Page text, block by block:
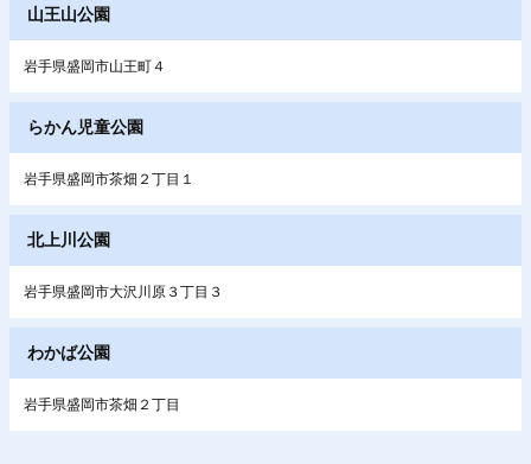
山王山公園
岩手県盛岡市山王町４
らかん児童公園
岩手県盛岡市茶畑２丁目１
北上川公園
岩手県盛岡市大沢川原３丁目３
わかば公園
岩手県盛岡市茶畑２丁目